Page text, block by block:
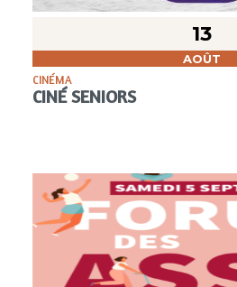
13
AOÛT
CINÉMA
CINÉ SENIORS